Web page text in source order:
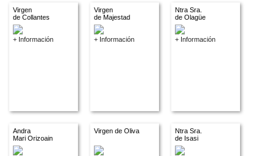
Virgen
de Collantes
+ Información
Virgen
de Majestad
+ Información
Ntra Sra.
de Olagüe
+ Información
Andra
Mari Orizoain
Virgen de Oliva
Ntra Sra.
de Isasi